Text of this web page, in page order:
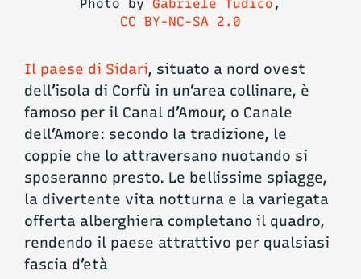
Photo by Gabriele Tudico ,
CC BY-NC-SA 2.0
Il paese di Sidari, situato a nord ovest
dell’isola di Corfù in un’area collinare, è
famoso per il Canal d’Amour, o Canale
dell’Amore: secondo la tradizione, le
coppie che lo attraversano nuotando si
sposeranno presto. Le bellissime spiagge,
la divertente vita notturna e la variegata
offerta alberghiera completano il quadro,
rendendo il paese attrattivo per qualsiasi
fascia d’età